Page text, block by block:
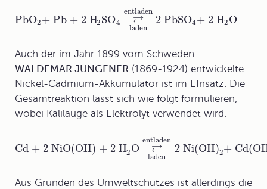
PbO2+ Pb + 2 H2SO4 ⇄
laden
entladen
2 PbSO4+ 2 H2O
Auch der im Jahr 1899 vom Schweden
WALDEMAR JUNGENER (1869-1924) entwickelte
Nickel-Cadmium-Akkumulator ist im EInsatz. Die
Gesamtreaktion lässt sich wie folgt formulieren,
wobei Kalilauge als Elektrolyt verwendet wird.
Cd + 2 NiO(OH) + 2 H2O ⇄
laden
entladen
2 Ni(OH)2+
Aus Gründen des Umweltschutzes ist allerdings die